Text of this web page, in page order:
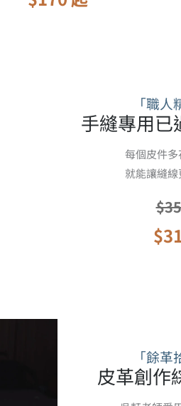
「職人
手縫專用已
每個皮件
就能讓縫
「餘革
皮革創作